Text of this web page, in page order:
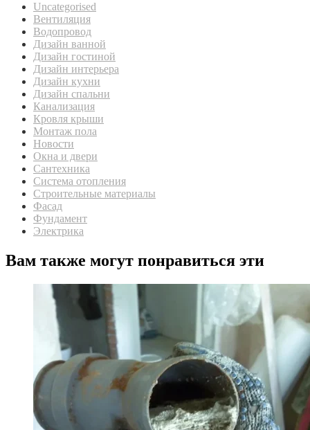
Uncategorised
Вентиляция
Водопровод
Дизайн ванной
Дизайн гостиной
Дизайн интерьера
Дизайн кухни
Дизайн спальни
Канализация
Кровля крыши
Монтаж пола
Новости
Окна и двери
Сантехника
Система отопления
Строительные материалы
Фасад
Фундамент
Электрика
Вам также могут понравиться эти